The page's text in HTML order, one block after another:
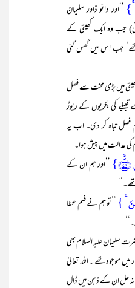
ۚ} ’’اور دائو دؑاور سلیمانؑ
جب وہ ایک کھیتی کے
جب اس میں گھس گئی
میں بڑی محنت سے فصل
کی بکریوں کے ریوڑ
تباہ کر دی۔ اب یہ
کی عدالت میں پیش ہوا۔
’’اور ہم ان کے
} ’’تو ہم نے فہم عطا
علیہ السلام بھی
موجود تھے ۔ اللہ تعالیٰ
حل ان کے ذہن میں ڈال